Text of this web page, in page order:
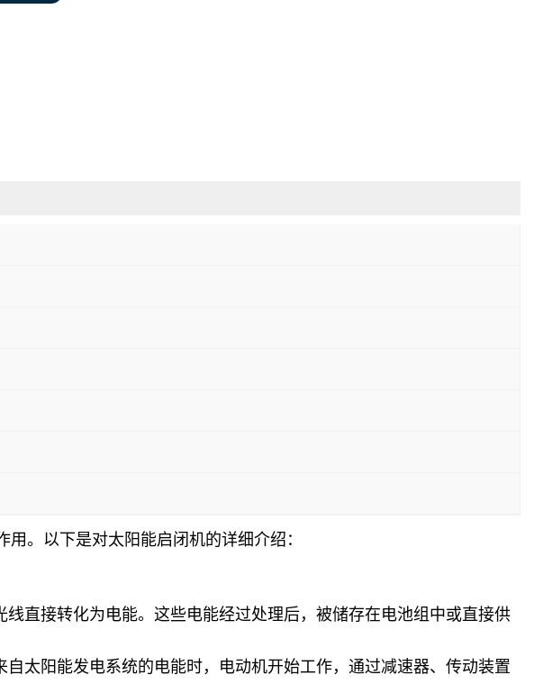
。以下是对太阳能启闭机的详细介绍：
直接转化为电能。这些电能经过处理后，被储存在电池组中或直接供
太阳能发电系统的电能时，电动机开始工作，通过减速器、传动装置